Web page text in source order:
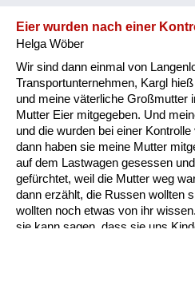
Eier wurden nach einer
Helga Wöber
Wir sind dann einmal von
Transportunternehmen, Kargl
und meine väterliche Großmutter
Mutter Eier mitgegeben. Und
und die wurden bei einer
dann haben sie meine Mutter
auf dem Lastwagen gesessen
gefürchtet, weil die Mutter weg
dann erzählt, die Russen wollten
wollten noch etwas von ihr
sie kann sagen, dass sie uns